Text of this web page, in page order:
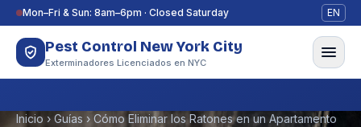
Saltar al contenido
Mon–Fri & Sun: 8am–6pm · Closed Saturday EN
Pest Control New York City
Exterminadores Licenciados en NYC
Inicio › Guías › Cómo Eliminar los Ratones en un Apartamento